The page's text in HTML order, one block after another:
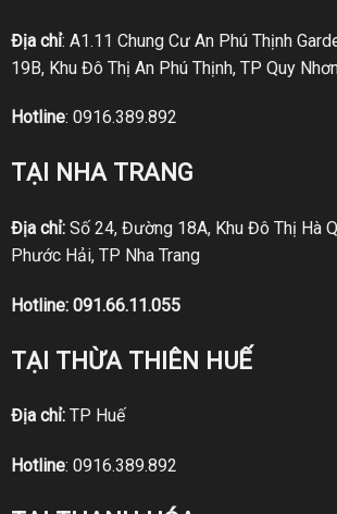
Địa chỉ: A1.11 Chung Cư An Phú Thịnh
19B, Khu Đô Thị An Phú Thịnh, TP Quy
Hotline: 0916.389.892
TẠI NHA TRANG
Địa chỉ:Số 24, Đường 18A, Khu Đô Thị Hà
Phước Hải, TP Nha Trang
Hotline: 091.66.11.055
TẠI THỪA THIÊN HUẾ
Địa chỉ:TP Huế
Hotline: 0916.389.892